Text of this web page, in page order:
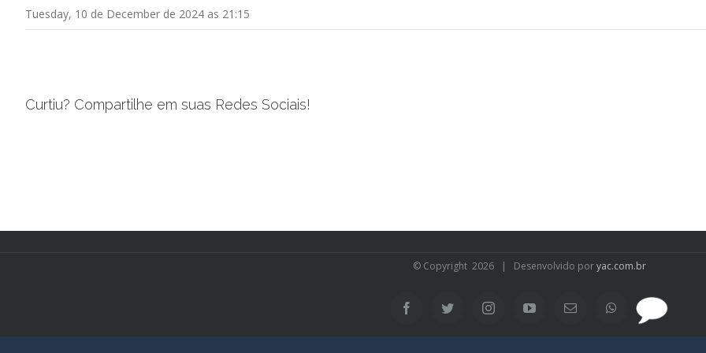
Tuesday, 10 de December de 2024 as 21:15
Curtiu? Compartilhe em suas Redes Sociais!
© Copyright 2026 | Desenvolvido poryac.com.br
FacebookTwitter InstagramYouTubeEmail WhatsApp
SAC